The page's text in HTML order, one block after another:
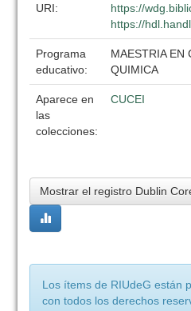
URI:
https://
https://
Programa
educativo:
MAESTRIA EN
QUIMICA
Aparece en
las
colecciones:
CUCEI
Mostrar el registro Dublin
Los ítems de RIUdeG están
con todos los derechos